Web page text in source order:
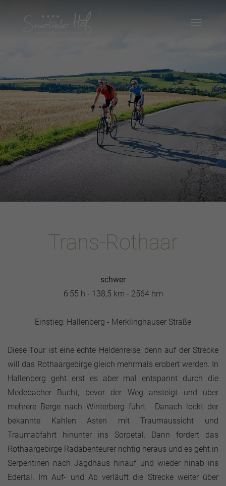
Trans-Rothaar
schwer
6:55 h - 138,5 km - 2564 hm
Einstieg: Hallenberg - Merklinghauser Straße
Diese Tour ist eine echte Heldenreise, denn auf der Strecke
will das Rothaargebirge gleich mehrmals erobert werden. In
Hallenberg geht erst es aber mal entspannt durch die
Medebacher Bucht, bevor der Weg ansteigt und über
mehrere Berge nach Winterberg führt. Danach lockt der
bekannte Kahlen Asten mit Traumaussicht und
Traumabfahrt hinunter ins Sorpetal. Dann fordert das
Rothaargebirge Radabenteurer richtig heraus und es geht in
Serpentinen nach Jagdhaus hinauf und wieder hinab ins
Edertal. Im Auf- und Ab verläuft die Strecke weiter über